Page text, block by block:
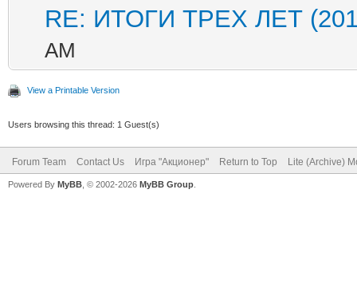
RE: ИТОГИ ТРЕХ ЛЕТ
AM
View a Printable Version
Users browsing this thread: 1 Guest(s)
Forum Team Contact Us Игра "Акционер" Return to Top Lite (Archive)
Powered By MyBB , © 2002-2026 MyBB Group